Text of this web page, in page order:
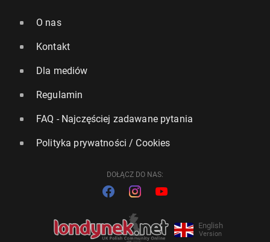
O nas
Kontakt
Dla mediów
Regulamin
FAQ - Najczęściej zadawane pytania
Polityka prywatności / Cookies
DOŁĄCZ DO NAS:
English
Version